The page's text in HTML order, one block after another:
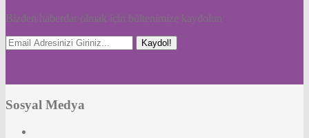
Bizden haberdar olmak için bültenimize kaydolun
Kaydol!
Sosyal Medya